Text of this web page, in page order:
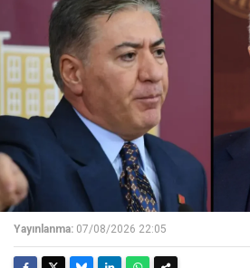
Yayınlanma: 07/08/2026 22:05